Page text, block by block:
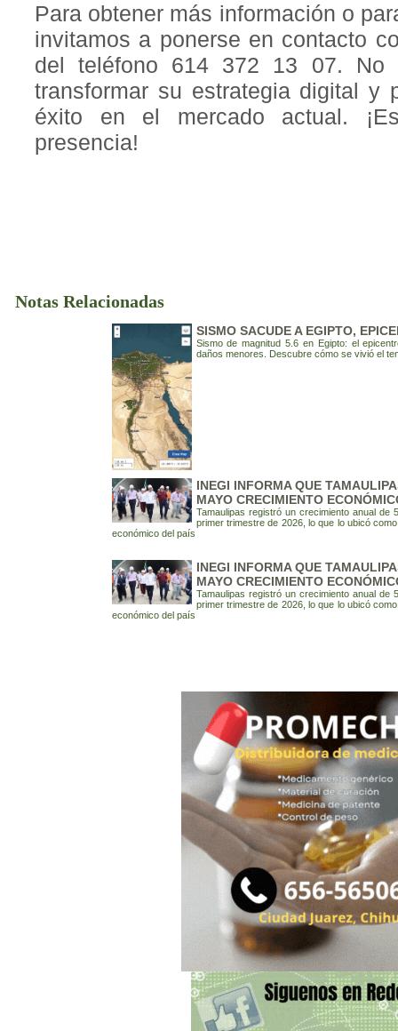
Para obtener más información o
invitamos a ponerse en contacto
del teléfono 614 372 13 07. No
transformar su estrategia digital y
éxito en el mercado actual.
presencia!
Notas Relacionadas
SISMO SACUDE A EGIPTO,
Sismo de magnitud 5.6 en Egipto: el
daños menores. Descubre cómo se vivió el
INEGI INFORMA QUE
MAYO CRECIMIENTO
Tamaulipas registró un crecimiento anual de
primer trimestre de 2026, lo que lo ubicó
económico del país
INEGI INFORMA QUE
MAYO CRECIMIENTO
Tamaulipas registró un crecimiento anual de
primer trimestre de 2026, lo que lo ubicó
económico del país